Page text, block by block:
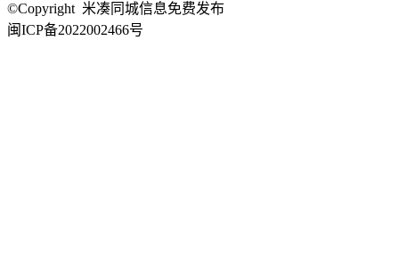
©Copyright 米凑同城信息免费发布
闽ICP备2022002466号